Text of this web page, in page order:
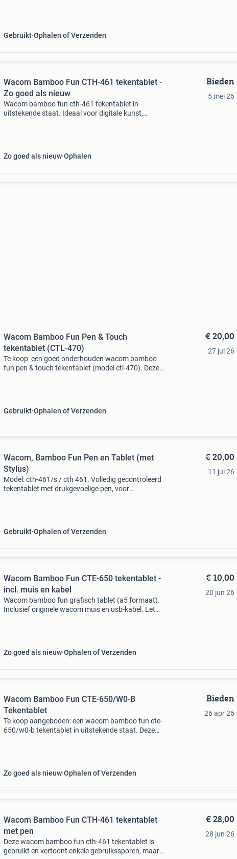
Gebruikt Ophalen of Verzenden
Wacom Bamboo Fun CTH-461 tekentablet -
Zo goed als nieuw
Wacom bamboo fun cth-461 tekentablet in
uitstekende staat. Ideaal voor digitale kunst,
Zo goed als nieuw Ophalen
Bieden
5 mei 26
Wacom Bamboo Fun Pen & Touch
tekentablet (CTL-470)
Te koop: een goed onderhouden wacom bamboo
fun pen & touch tekentablet (model ctl-470). Deze
Gebruikt Ophalen of Verzenden
€ 20,00
27 jul 26
Wacom, Bamboo Fun Pen en Tablet (met
Stylus)
Model: cth-461/s / cth 461. Volledig gecontroleerd
tekentablet met drukgevoelige pen, voor
Gebruikt Ophalen of Verzenden
€ 20,00
11 jul 26
Wacom Bamboo Fun CTE-650 tekentablet -
incl. muis en kabel
Wacom bamboo fun grafisch tablet (a5 formaat).
Inclusief originele wacom muis en usb-kabel. Let
Zo goed als nieuw Ophalen of Verzenden
€ 10,00
20 jun 26
Wacom Bamboo Fun CTE-650/W0-B
Tekentablet
Te koop aangeboden: een wacom bamboo fun cte-
650/w0-b tekentablet in uitstekende staat. Deze
Zo goed als nieuw Ophalen of Verzenden
Bieden
26 apr 26
Wacom Bamboo Fun CTH-461 tekentablet
met pen
Deze wacom bamboo fun cth-461 tekentablet is
gebruikt en vertoont enkele gebruikssporen, maar
€ 28,00
28 jun 26